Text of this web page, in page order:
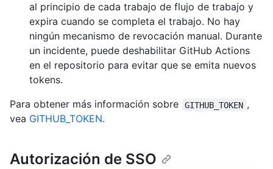
al principio de cada trabajo de flujo de trabajo y
expira cuando se completa el trabajo. No hay
ningún mecanismo de revocación manual. Durante
un incidente, puede deshabilitar GitHub Actions
en el repositorio para evitar que se emita nuevos
tokens.
Para obtener más información sobre
GITHUB_TOKEN ,
vea GITHUB_TOKEN.
Autorización de SSO